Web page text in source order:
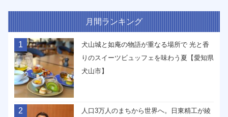
月間ランキング
1
犬山城と如庵の物語が重なる場所で 光と香
りのスイーツビュッフェを味わう夏【愛知県
犬山市】
2
人口3万人のまちから世界へ。日東精工が綾